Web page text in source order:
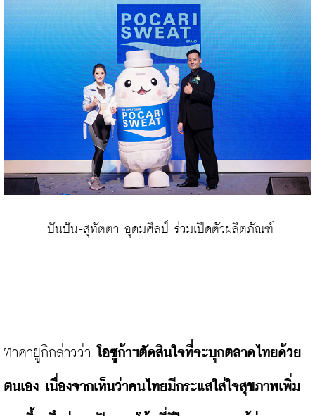
ปันปัน-สุทัตตา อุดมศิลป์ ร่วมเปิดตัวผลิตภัณฑ์
ทาคายูกิกล่าวว่า โอซูก้าฯตัดสินใจที่จะบุกตลาดไทยด้วย
ตนเอง เนื่องจากเห็นว่าคนไทยมีกระแสใส่ใจสุขภาพเพิ่ม